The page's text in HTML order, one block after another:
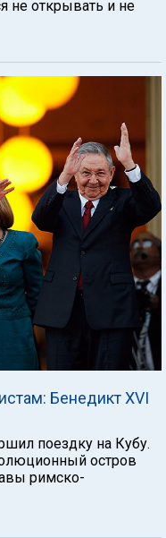
не открывать и не
Бенедикт XVI
поездку на Кубу.
остров
римско-